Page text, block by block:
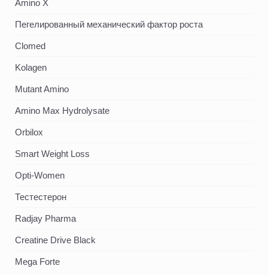
Amino X
Пегелированный механический фактор роста
Clomed
Kolagen
Mutant Amino
Amino Max Hydrolysate
Orbilox
Smart Weight Loss
Opti-Women
Тестестерон
Radjay Pharma
Creatine Drive Black
Mega Forte